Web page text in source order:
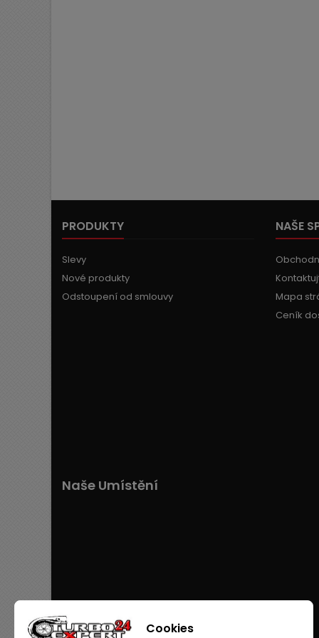
PRODUKTY
Slevy
Nové produkty
Odstoupení od smlouvy
NAŠE
Mapa
Ceník
Naše Umístění
Cookies